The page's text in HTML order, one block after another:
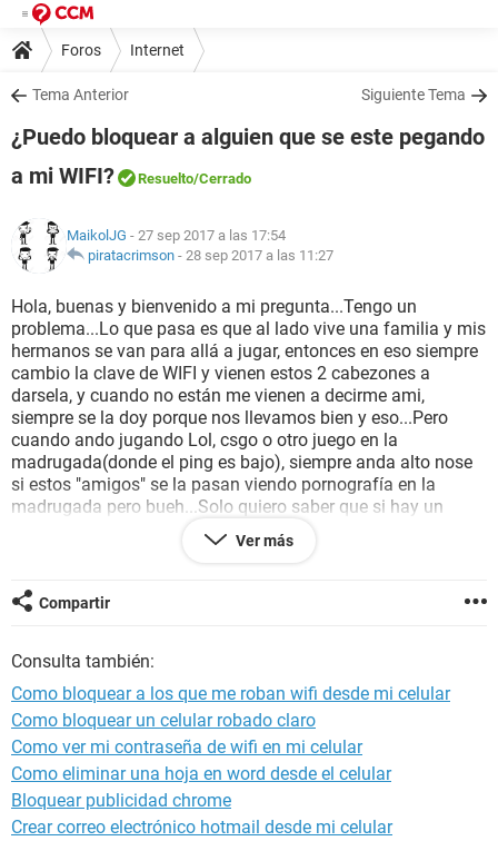
Foros Internet
Tema Anterior Siguiente Tema
¿Puedo bloquear a alguien que se este pegando
a mi WIFI?
Resuelto/Cerrado
MaikolJG - 27 sep 2017 a las 17:54
piratacrimson - 28 sep 2017 a las 11:27
Hola, buenas y bienvenido a mi pregunta...Tengo un
problema...Lo que pasa es que al lado vive una familia y mis
hermanos se van para allá a jugar, entonces en eso siempre
cambio la clave de WIFI y vienen estos 2 cabezones a
darsela, y cuando no están me vienen a decirme ami,
siempre se la doy porque nos llevamos bien y eso...Pero
cuando ando jugando Lol, csgo o otro juego en la
madrugada(donde el ping es bajo), siempre anda alto nose
si estos "amigos" se la pasan viendo pornografía en la
madrugada pero bueh...Solo quiero saber que si hay un
método para bloquearle el WIFI, ya lo he intentado ponerlo
INVISIBLE y cambiando contraseña, pero nose lo que hacen
nuevo la contraseña...Quiero saber si hay otro método
bloqueandole el wifi pero que le salga que se esta pegando
CONTRASEÑA O QUE REINICIE EL ROUTER...¡¡HELP ME!!
Ver más
Compartir
Consulta también:
Como bloquear a los que me roban wifi desde mi celular
Como bloquear un celular robado claro
Como ver mi contraseña de wifi en mi celular
Como eliminar una hoja en word desde el celular
Bloquear publicidad chrome
Crear correo electrónico hotmail desde mi celular